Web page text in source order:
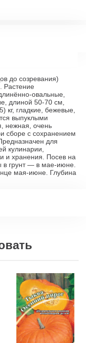
до созревания)
Растение
овальные,
длиной 50-70 см,
кг, гладкие, бежевые,
выпуклыми
нежная, очень
сборе с сохранением
для
кулинарии,
и хранения. Посев на
в грунт — в мае-июне.
мая-июне. Глубина
руки. Инфекции
обработанной
растёт быстро –
Оптимальное
апреля – начало
в начале мая) –
областях возможен
предпочтительнее.
30% низинный торф
земля, 35%
субстрат. На